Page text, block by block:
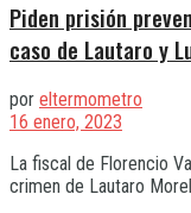
Piden prisión
caso de Lautaro y
por eltermometro
16 enero, 2023
La fiscal de Florencio
crimen de Lautaro